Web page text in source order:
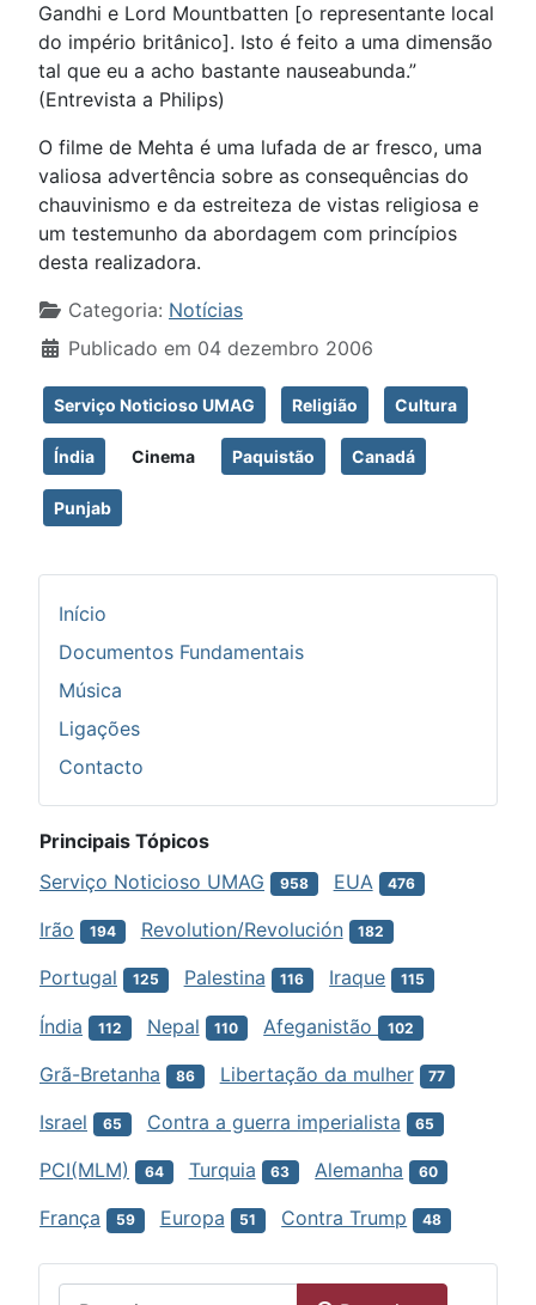
Gandhi e Lord Mountbatten [o representante local
do império britânico]. Isto é feito a uma dimensão
tal que eu a acho bastante nauseabunda.”
(Entrevista a Philips)
O filme de Mehta é uma lufada de ar fresco, uma
valiosa advertência sobre as consequências do
chauvinismo e da estreiteza de vistas religiosa e
um testemunho da abordagem com princípios
desta realizadora.
Detalhes
Categoria: Notícias
Publicado em 04 dezembro 2006
Serviço Noticioso UMAG Religião Cultura
Índia Cinema Paquistão Canadá
Punjab
Início
Documentos Fundamentais
Música
Ligações
Contacto
Principais Tópicos
Serviço Noticioso UMAG
958 EUA 476
Irão 194 Revolution/Revolución 182
Portugal 125 Palestina 116 Iraque 115
Índia 112 Nepal 110 Afeganistão 102
Grã-Bretanha 86 Libertação da mulher 77
Israel 65 Contra a guerra imperialista 65
PCI(MLM) 64 Turquia 63 Alemanha 60
França 59 Europa 51 Contra Trump 48